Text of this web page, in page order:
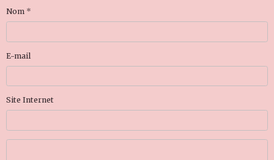
Nom
E-mail
Site Internet